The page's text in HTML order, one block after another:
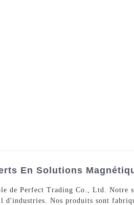
En Solutions
de Perfect Trading Co., Ltd. Notre
Nos produits sont